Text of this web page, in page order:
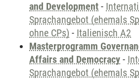
and Development -
Sprachangebot (ehemals
ohne CPs) - Italienisch A2
Masterprogramm
Affairs and Democracy -
Sprachangebot (ehemals